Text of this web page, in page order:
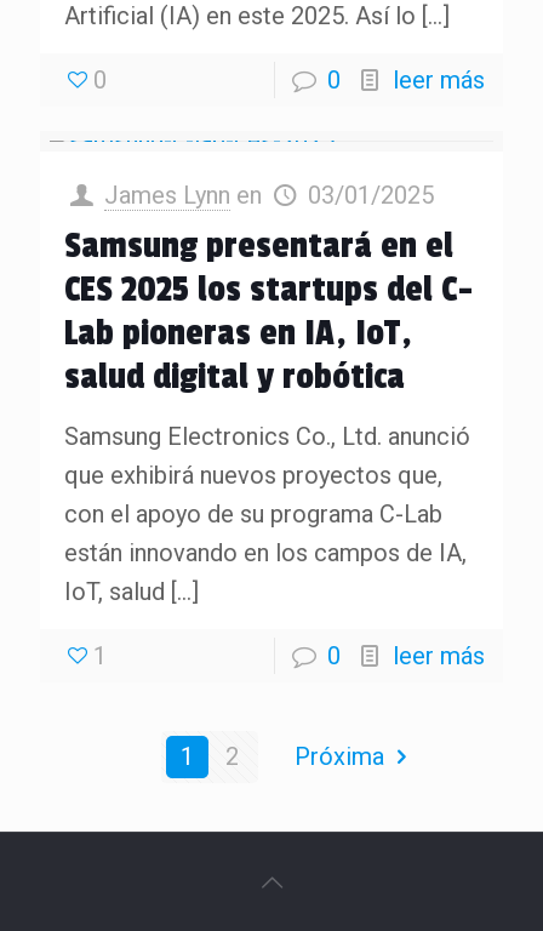
Artificial (IA) en este 2025. Así lo […]
0 0 leer más
James Lynn en 03/01/2025
Samsung presentará en el
CES 2025 los startups del C-
Lab pioneras en IA, IoT,
salud digital y robótica
Samsung Electronics Co., Ltd. anunció
que exhibirá nuevos proyectos que,
con el apoyo de su programa C-Lab
están innovando en los campos de IA,
IoT, salud […]
1 0 leer más
1 2 Próxima